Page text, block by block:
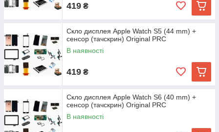
419 ₴
Скло дисплея Apple Watch S5 (44 mm) +
сенсор (тачскрин) Original PRC
В наявності
419 ₴
Скло дисплея Apple Watch S6 (40 mm) +
сенсор (тачскрин) Original PRC
В наявності